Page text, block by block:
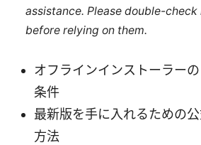
assistance. Please double-
before relying on them.
オフラインインストーラー
条件
最新版を手に入れるための
方法